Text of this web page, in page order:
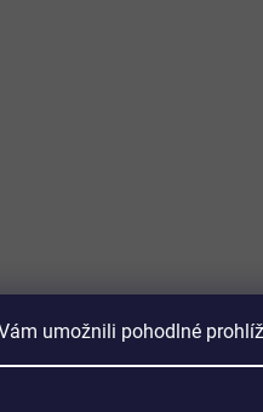
umožnili pohodlné